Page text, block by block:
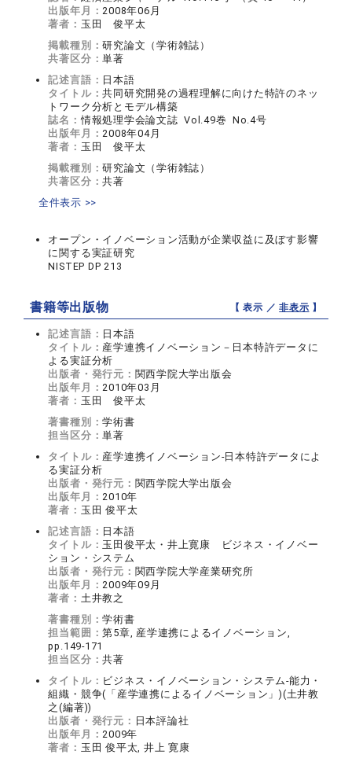
出版年月：2008年06月
著者： 玉田 俊平太
掲載種別：研究論文（学術雑誌）
共著区分：単著
記述言語： 日本語
タイトル：共同研究開発の過程理解に向けた特許のネッ
トワーク分析とモデル構築
誌名：情報処理学会論文誌 Vol.49巻 No.4号
出版年月：2008年04月
著者： 玉田 俊平太
掲載種別：研究論文（学術雑誌）
共著区分：共著
全件表示 >>
オープン・イノベーション活動が企業収益に及ぼす影響
に関する実証研究
NISTEP DP 213
書籍等出版物 【 表示 ／非表示 】
記述言語： 日本語
タイトル： 産学連携イノベーション－日本特許データに
よる実証分析
出版者・発行元： 関西学院大学出版会
出版年月：2010年03月
著者： 玉田 俊平太
著書種別：学術書
担当区分：単著
タイトル： 産学連携イノベーション-日本特許データによ
る実証分析
出版者・発行元： 関西学院大学出版会
出版年月：2010年
著者： 玉田 俊平太
記述言語： 日本語
タイトル： 玉田俊平太・井上寛康 ビジネス・イノベー
ション・システム
出版者・発行元： 関西学院大学産業研究所
出版年月：2009年09月
著者： 土井教之
著書種別：学術書
担当範囲：第5章, 産学連携によるイノベーション,
pp.149-171
担当区分：共著
タイトル： ビジネス・イノベーション・システム-能力・
組織・競争(「産学連携によるイノベーション」)(土井教
之(編著))
出版者・発行元： 日本評論社
出版年月：2009年
著者： 玉田 俊平太, 井上 寛康